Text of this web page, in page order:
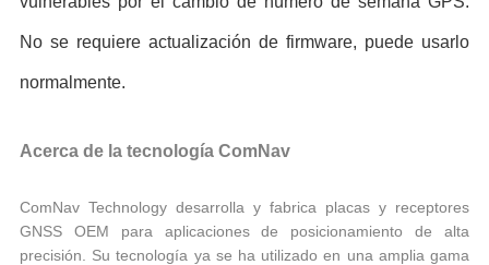
No se requiere actualización de firmware, puede usarlo
normalmente.
Acerca de la tecnología ComNav
ComNav Technology desarrolla y fabrica placas y receptores
GNSS OEM para aplicaciones de posicionamiento de alta
precisión. Su tecnología ya se ha utilizado en una amplia gama